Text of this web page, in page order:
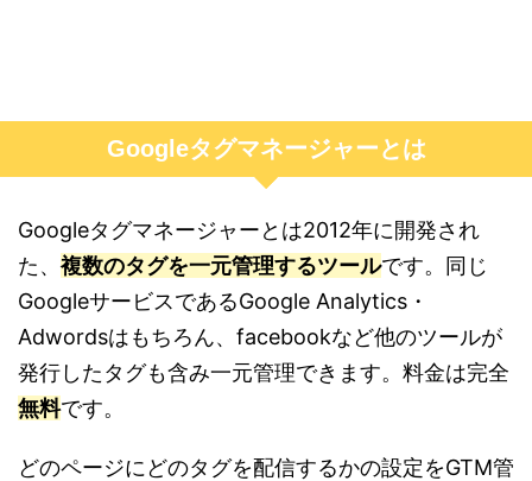
Googleタグマネージャーとは
Googleタグマネージャーとは2012年に開発され
た、 複数のタグを一元管理するツールです。同じ
GoogleサービスであるGoogle Analytics・
Adwordsはもちろん、facebookなど他のツールが
発行したタグも含み一元管理できます。料金は完全
無料です。
どのページにどのタグを配信するかの設定をGTM管